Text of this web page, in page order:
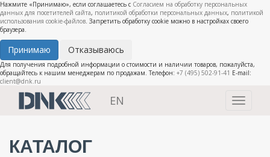
Нажмите «Принимаю», если соглашаетесь с Согласием на обработку персональных
данных для посетителей сайта, политикой обработки персональных данных, политикой
использования cookie-файлов. Запретить обработку cookie можно в настройках своего
браузера.
Принимаю Отказываюсь
Для получения подробной информации о стоимости и наличии товаров, пожалуйста,
обращайтесь к нашим менеджерам по продажам. Телефон: +7 (495) 502-91-41 E-mail:
client@dnk.ru
Toggle
EN
КАТАЛОГ